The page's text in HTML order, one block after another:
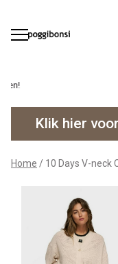
10
Days
V-
Cardigan
Klik hier
Home 10 Days V-neck